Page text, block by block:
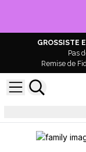
GROSSISTE
Pas
Remise de